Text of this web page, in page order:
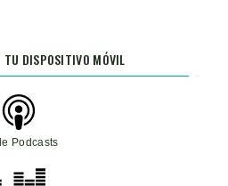
TU DISPOSITIVO MÓVIL
Podcasts